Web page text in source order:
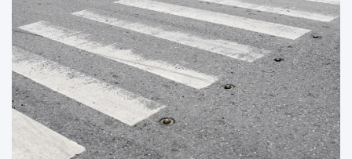
E
G
O
N
R
1
6
7